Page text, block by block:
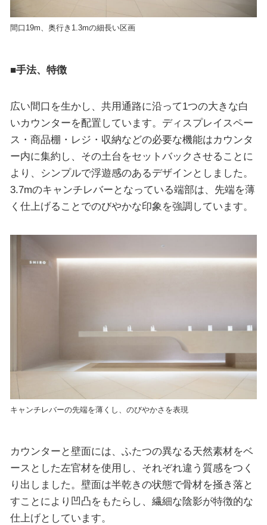
間口19m、奥行き1.3mの細長い区画
■手法、特徴
広い間口を生かし、共用通路に沿って1つの大きな白
いカウンターを配置しています。ディスプレイスペー
ス・商品棚・レジ・収納などの必要な機能はカウンタ
ー内に集約し、その土台をセットバックさせることに
より、シンプルで浮遊感のあるデザインとしました。
3.7mのキャンチレバーとなっている端部は、先端を薄
く仕上げることでのびやかな印象を強調しています。
キャンチレバーの先端を薄くし、のびやかさを表現
カウンターと壁面には、ふたつの異なる天然素材をベ
ースとした左官材を使用し、それぞれ違う質感をつく
り出しました。壁面は半乾きの状態で骨材を掻き落と
すことにより凹凸をもたらし、繊細な陰影が特徴的な
仕上げとしています。